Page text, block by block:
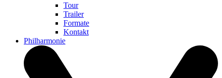
Tour
Trailer
Formate
Kontakt
Philharmonie